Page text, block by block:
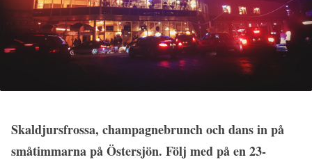
Skaldjursfrossa, champagnebrunch och dans in på
småtimmarna på Östersjön. Följ med på en 23-